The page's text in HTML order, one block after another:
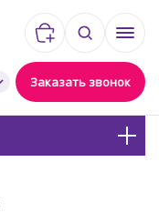
Заказать звонок
Корзина:
0,00 руб.